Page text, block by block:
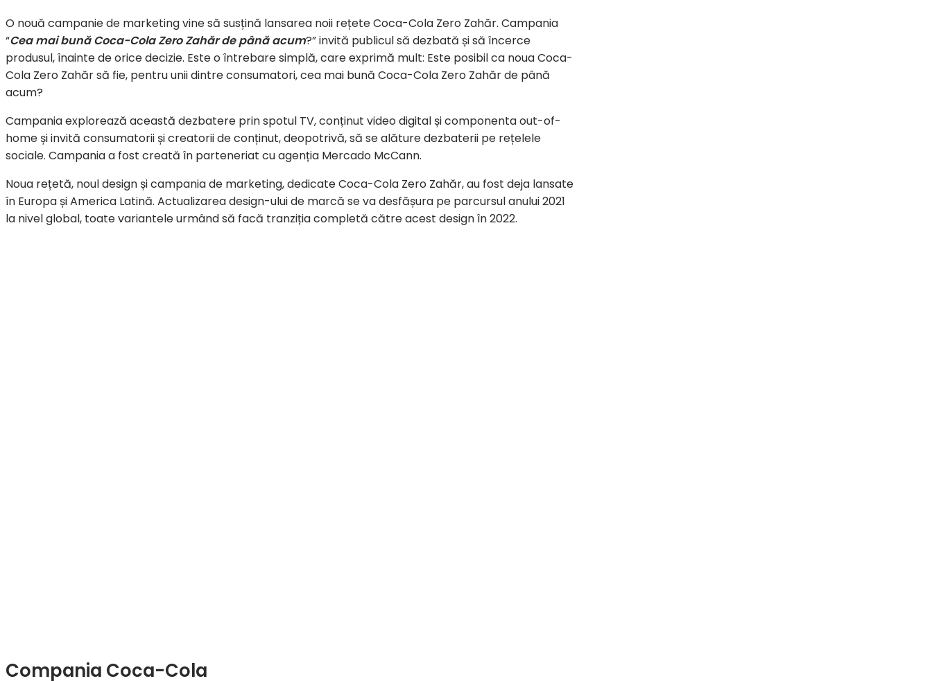
O nouă campanie de marketing vine să susțină lansarea noii rețete Coca-Cola Zero Zahăr. Campania
“Cea mai bună Coca-Cola Zero Zahărde până acum?” invită publicul să dezbată și să încerce
produsul, înainte de orice decizie. Este o întrebare simplă, care exprimă mult: Este posibil ca noua Coca-
Cola Zero Zahăr să fie, pentru unii dintre consumatori, cea mai bună Coca-Cola Zero Zahăr de până
acum?
Campania explorează această dezbatere prin spotul TV, conținut video digital și componenta out-of-
home și invită consumatorii și creatorii de conținut, deopotrivă, să se alăture dezbaterii pe rețelele
sociale. Campania a fost creată în parteneriat cu agenția Mercado McCann.
Noua rețetă, noul design și campania de marketing, dedicate Coca-Cola Zero Zahăr, au fost deja lansate
în Europa și America Latină. Actualizarea design-ului de marcă se va desfășura pe parcursul anului 2021
la nivel global, toate variantele urmând să facă tranziția completă către acest design în 2022.
Compania Coca-Cola